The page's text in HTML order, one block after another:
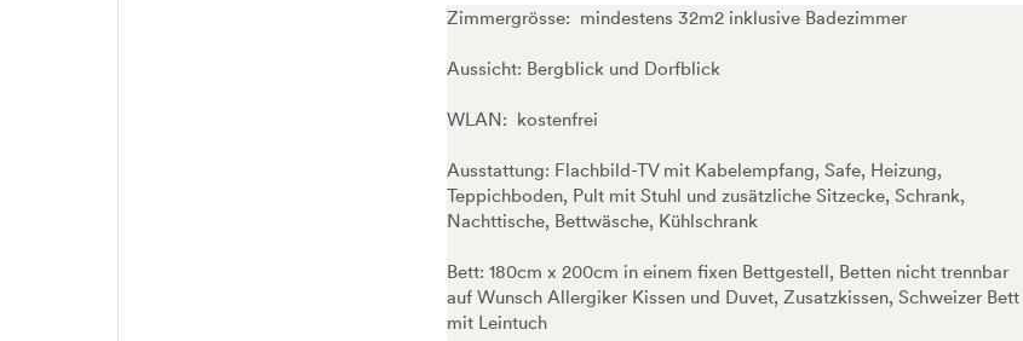
Zimmergrösse: mindestens 32m2 inklusive Badezimmer
Aussicht: Bergblick und Dorfblick
WLAN: kostenfrei
Ausstattung: Flachbild-TV mit Kabelempfang, Safe, Heizung,
Teppichboden, Pult mit Stuhl und zusätzliche Sitzecke, Schrank,
Nachttische, Bettwäsche, Kühlschrank
Bett: 180cm x 200cm in einem fixen Bettgestell, Betten nicht trennbar
auf Wunsch Allergiker Kissen und Duvet, Zusatzkissen, Schweizer Bett
mit Leintuch